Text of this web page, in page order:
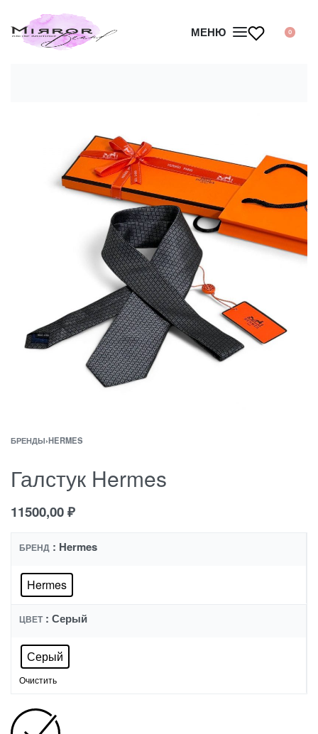
МЕНЮ 0
БРЕНДЫ›HERMES
Галстук Hermes
11500,00₽
БРЕНД : Hermes
Hermes
ЦВЕТ : Серый
Серый
Очистить